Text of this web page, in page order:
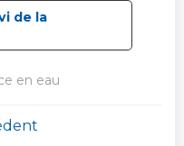
de la
en eau